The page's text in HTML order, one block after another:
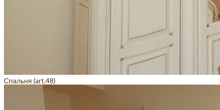
Спальня (art.48)